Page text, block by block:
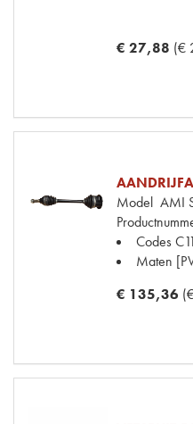
€ 27,88 (€
Model AMI
Codes
Maten
€ 135,36